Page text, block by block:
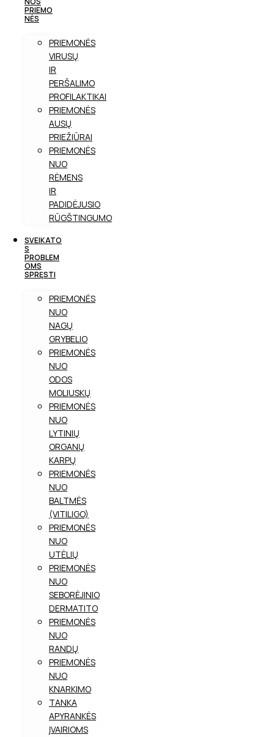
PRIEMO
NĖS
PRIEMONĖS
VIRUSŲ
IR
PERŠALIMO
PROFILAKTIKAI
PRIEMONĖS
AUSŲ
PRIEŽIŪRAI
PRIEMONĖS
NUO
RĖMENS
IR
PADIDĖJUSIO
RŪGŠTINGUMO
SVEIKATO
S
PROBLEM
OMS
SPRĘSTI
PRIEMONĖS
NUO
NAGŲ
GRYBELIO
PRIEMONĖS
NUO
ODOS
MOLIUSKŲ
PRIEMONĖS
NUO
LYTINIŲ
ORGANŲ
KARPŲ
PRIEMONĖS
NUO
BALTMĖS
(VITILIGO)
PRIEMONĖS
NUO
UTĖLIŲ
PRIEMONĖS
NUO
SEBORĖJINIO
DERMATITO
PRIEMONĖS
NUO
RANDŲ
PRIEMONĖS
NUO
KNARKIMO
TANKA
APYRANKĖS
ĮVAIRIOMS